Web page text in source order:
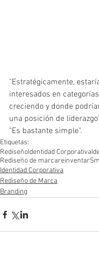
"Estratégicamente,
interesados ​​en
creciendo y donde
una posición de
"Es bastante simple".
Etiquetas:
RediseñoIdentidad Corporativa
Rediseño de marcareinventar
Identidad Corporativa
Rediseño de Marca
Branding